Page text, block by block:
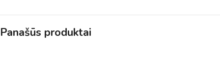
Panašūs produktai